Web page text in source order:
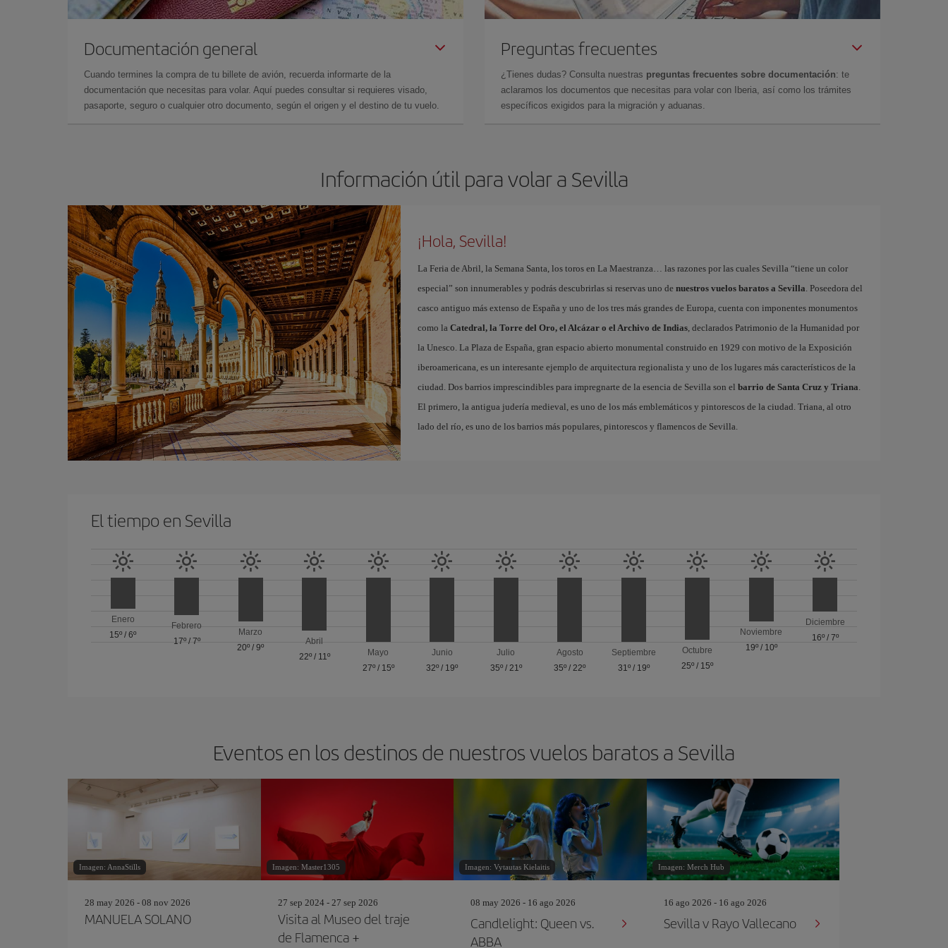
Documentación general
Cuando termines la compra de tu billete de avión, recuerda informarte de la
documentación que necesitas para volar. Aquí puedes consultar si requieres visado,
pasaporte, seguro o cualquier otro documento, según el origen y el destino de tu vuelo.
Preguntas frecuentes
¿Tienes dudas? Consulta nuestras preguntas frecuentes sobre documentación: te
aclaramos los documentos que necesitas para volar con Iberia, así como los trámites
específicos exigidos para la migración y aduanas.
Información útil para volar a Sevilla
¡Hola, Sevilla!
La Feria de Abril, la Semana Santa, los toros en La Maestranza… las razones por las cuales Sevilla “tiene un color
especial” son innumerables y podrás descubrirlas si reservas uno de nuestros vuelos baratos a Sevilla. Poseedora del
casco antiguo más extenso de España y uno de los tres más grandes de Europa, cuenta con imponentes monumentos
como la Catedral, la Torre del Oro, el Alcázar o el Archivo de Indias, declarados Patrimonio de la Humanidad por
la Unesco. La Plaza de España, gran espacio abierto monumental construido en 1929 con motivo de la Exposición
iberoamericana, es un interesante ejemplo de arquitectura regionalista y uno de los lugares más característicos de la
ciudad. Dos barrios imprescindibles para impregnarte de la esencia de Sevilla son el barrio de Santa Cruz y Triana.
El primero, la antigua judería medieval, es uno de los más emblemáticos y pintorescos de la ciudad. Triana, al otro
lado del río, es uno de los barrios más populares, pintorescos y flamencos de Sevilla.
El tiempo en Sevilla
Enero
15º /6º
Febrero
17º/ 7º
Marzo
20º /9º
Abril
22º/ 11º
Mayo
27º/ 15º
Junio
32º / 19º
Julio
35º/ 21º
Agosto
35º /22º
Septiembre
31º/ 19º
Octubre
25º / 15º
Noviembre
19º/ 10º
Diciembre
16º/ 7º
Eventos en los destinos de nuestros vuelos baratos a Sevilla
Imagen: AnnaStills
28 may 2026 - 08 nov 2026
MANUELA SOLANO
Imagen: Master1305
27 sep 2024 - 27 sep 2026
Visita al Museo del traje
de Flamenca +
Imagen: Vytautas Kielaitis
08 may 2026 - 16 ago 2026
Candlelight: Queen vs.
ABBA
Imagen: Merch Hub
16 ago 2026 - 16 ago 2026
Sevilla v Rayo Vallecano